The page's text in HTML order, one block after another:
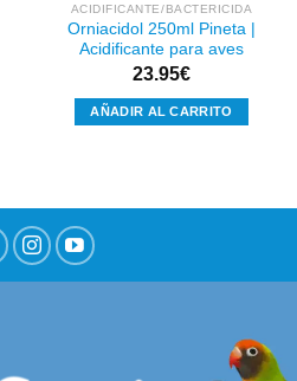
ACIDIFICANTE/BACTERICIDA
Orniacidol 250ml Pineta |
Acidificante para aves
23.95€
AÑADIR AL CARRITO